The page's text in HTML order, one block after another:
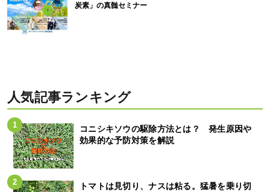
炭素」の真髄セミナー
人気記事ランキング
コニシキソウの駆除方法とは？ 発生原因や
効果的な予防対策を解説
トマトは見切り、ナスは粘る。猛暑を乗り切